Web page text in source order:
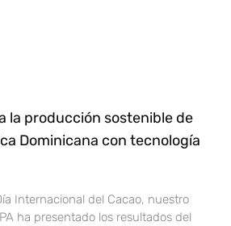
la producción sostenible de
Dominicana con tecnología
Internacional del Cacao, nuestro
ha presentado los resultados del